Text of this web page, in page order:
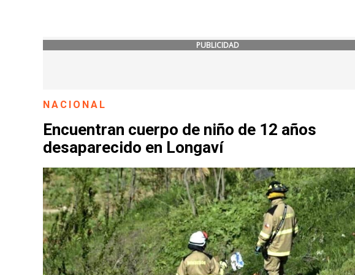
PUBLICIDAD
NACIONAL
Encuentran cuerpo de niño de 12 años
desaparecido en Longaví